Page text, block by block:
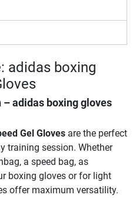
adidas boxing
– adidas boxing gloves
Gel Gloves are the perfect
training session. Whether
a speed bag, as
boxing gloves or for light
offer maximum versatility.